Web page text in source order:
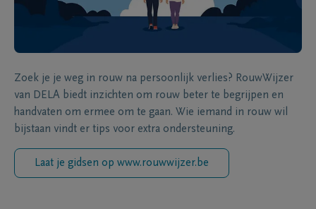
Zoek je je weg in rouw na persoonlijk verlies? RouwWijzer
van DELA biedt inzichten om rouw beter te begrijpen en
handvaten om ermee om te gaan. Wie iemand in rouw wil
bijstaan vindt er tips voor extra ondersteuning.
Laat je gidsen op www.rouwwijzer.be